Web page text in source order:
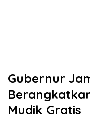
Gubernur
Mudik Gratis